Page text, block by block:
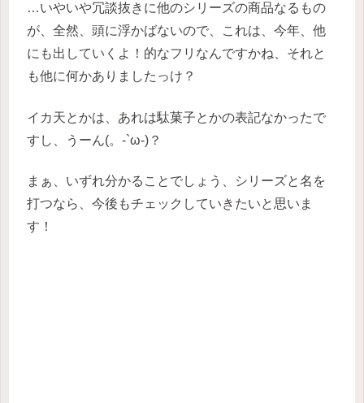
…いやいや冗談抜きに他のシリーズの商品なるもの
が、全然、頭に浮かばないので、これは、今年、他
にも出していくよ！的なフリなんですかね、それと
も他に何かありましたっけ？
イカ天とかは、あれは駄菓子とかの表記なかったで
すし、うーん(。-`ω-)？
まぁ、いずれ分かることでしょう、シリーズと名を
打つなら、今後もチェックしていきたいと思いま
す！